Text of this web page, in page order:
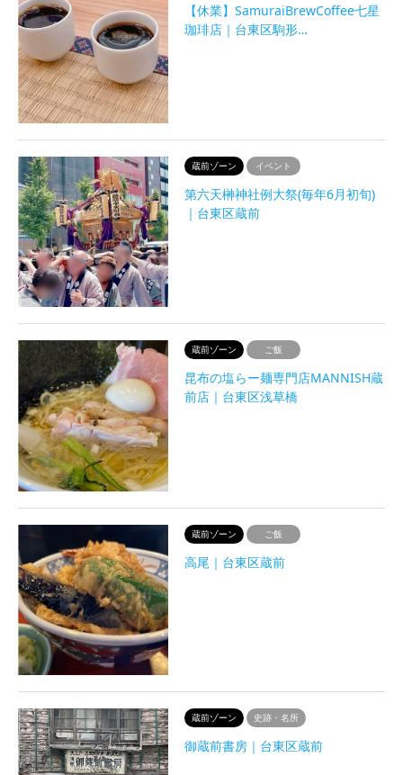
【休業】SamuraiBrewCoffee七星
珈琲店｜台東区駒形…
蔵前ゾーン イベント
第六天榊神社例大祭(毎年6月初旬)
｜台東区蔵前
蔵前ゾーン ご飯
昆布の塩らー麺専門店MANNISH蔵
前店｜台東区浅草橋
蔵前ゾーン ご飯
高尾｜台東区蔵前
蔵前ゾーン 史跡・名所
御蔵前書房｜台東区蔵前